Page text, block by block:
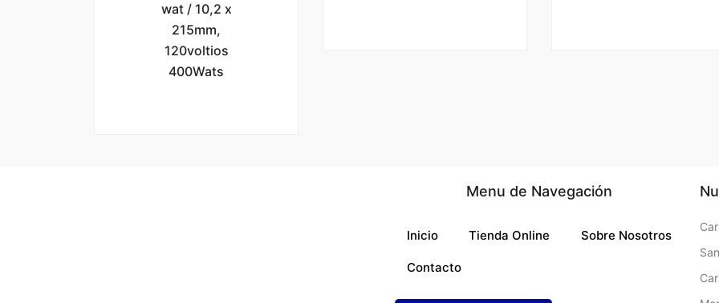
wat / 10,2 x
215mm,
120voltios
400Wats
Menu de Navegación
Inicio Tienda Online Sobre Nosotros
Contacto